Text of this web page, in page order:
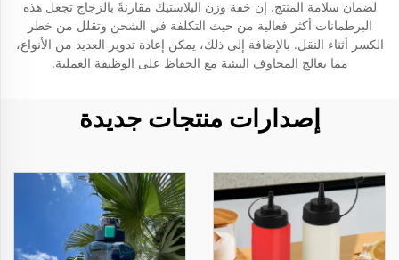
لضمان سلامة المنتج. إن خفة وزن البلاستيك مقارنةً بالزجاج تجعل هذه
البرطمانات أكثر فعالية من حيث التكلفة في الشحن وتقلل من خطر
الكسر أثناء النقل. بالإضافة إلى ذلك، يمكن إعادة تدوير العديد من الأنواع،
مما يعالج المخاوف البيئية مع الحفاظ على الوظيفة العملية.
إصدارات منتجات جديدة